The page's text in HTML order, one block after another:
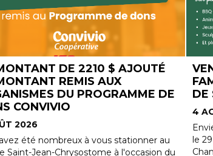
NOMBREUX À LA FÊTE
DU PARC CHAMPIGNY
JEAN-CHRYSOSTOME !
2026
de profiter de l'été en famille ? Samedi,
de 11h à 15h, rendez-vous au Parc
de Saint-Jean-Chrysostome
4
des